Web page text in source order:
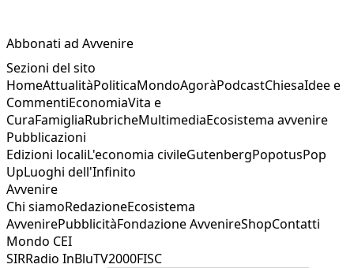
Abbonati ad Avvenire
Sezioni del sito
HomeAttualitàPoliticaMondoAgoràPodcastChiesaIdee e
CommentiEconomiaVita e
CuraFamigliaRubricheMultimediaEcosistema avvenire
Pubblicazioni
Edizioni localiL'economia civileGutenbergPopotusPop
UpLuoghi dell'Infinito
Avvenire
Chi siamoRedazioneEcosistema
AvvenirePubblicitàFondazione AvvenireShopContatti
Mondo CEI
SIRRadio InBluTV2000FISC